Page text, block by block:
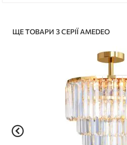
ЩЕ ТОВАРИ З СЕРІЇ AMEDEO